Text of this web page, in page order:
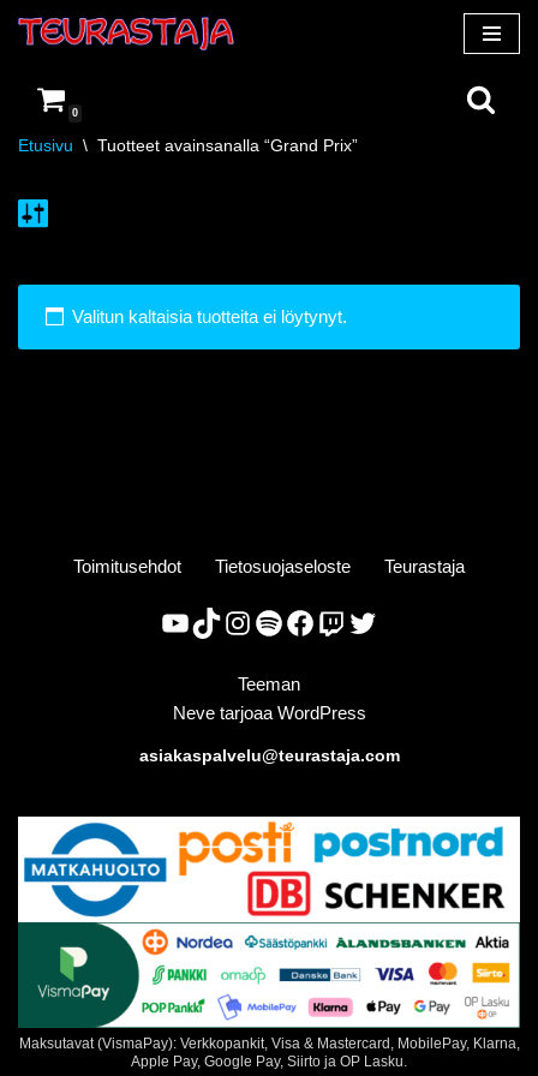
suoraan
sisältöön
0
Etusivu \ Tuotteet avainsanalla “Grand Prix”
Valitun kaltaisia tuotteita ei löytynyt.
Toimitusehdot Tietosuojaseloste Teurastaja
Teeman
NevetarjoaaWordPress
asiakaspalvelu@teurastaja.com
Maksutavat (VismaPay): Verkkopankit, Visa & Mastercard, MobilePay, Klarna,
Apple Pay, Google Pay, Siirto ja OP Lasku.